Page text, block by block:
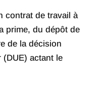
contrat de travail à
prime, du dépôt de
de la décision
(DUE) actant le